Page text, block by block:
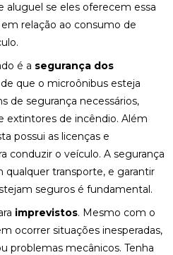
aluguel se eles oferecem essa
relação ao consumo de
é a segurança dos
que o microônibus esteja
de segurança necessários,
extintores de incêndio. Além
possui as licenças e
conduzir o veículo. A segurança
qualquer transporte, e garantir
seguros é fundamental.
imprevistos. Mesmo com o
ocorrer situações inesperadas,
problemas mecânicos. Tenha